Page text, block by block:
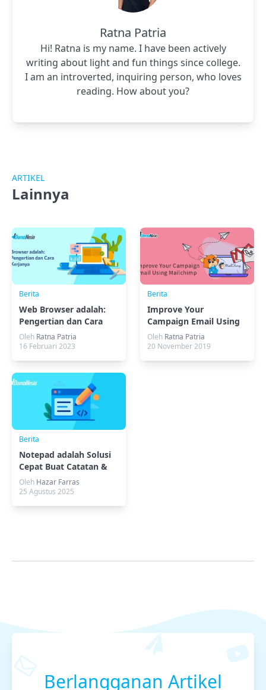
Ratna Patria
Hi! Ratna is my name. I have been actively
writing about light and fun things since college.
I am an introverted, inquiring person, who loves
reading. How about you?
ARTIKEL
Lainnya
Berita
Web Browser adalah:
Pengertian dan Cara
Kerjanya
Oleh Ratna Patria
16 Februari 2023
Berita
Improve Your
Campaign Email Using
Mailchimp
Oleh Ratna Patria
20 November 2019
Berita
Notepad adalah Solusi
Cepat Buat Catatan &
Coding Ringan
Oleh Hazar Farras
25 Agustus 2025
Berlangganan Artikel